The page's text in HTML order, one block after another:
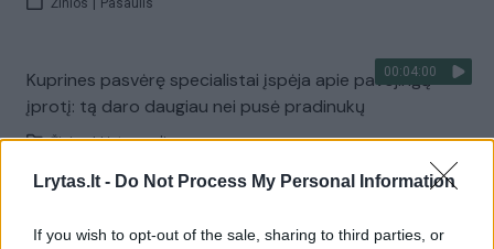
Lrytas.lt - Do Not Process My Personal Information
If you wish to opt-out of the sale, sharing to third parties, or
Žinios Pasaulis
00:04:00
Kuprines pasvėrę specialistai įspėja apie pavojingą
įprotį: tą daro daugiau nei pusė pradinukų
Žinios | Lietuvos diena